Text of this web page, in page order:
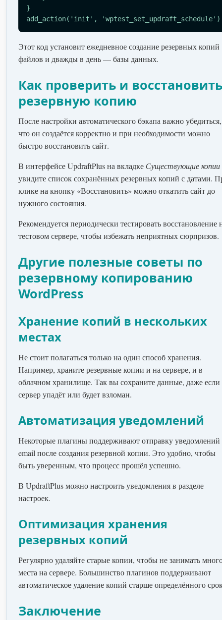
}
add_action('init',
Этот код установит ежедневное создание резервных копий
файлов и дважды в день — базы данных.
Как проверить и восстановить
резервную копию
После настройки автоматического бэкапа важно убедиться,
что он создаётся корректно и при необходимости можно
быстро восстановить сайт.
В интерфейсе UpdraftPlus на вкладке Существующие копии
увидите список сохранённых резервных копий с датами.
клике на кнопку «Восстановить» можно откатить сайт до
нужного состояния.
Рекомендуется периодически тестировать восстановление
тестовом сервере, чтобы избежать неприятных сюрпризов.
Другие полезные советы по
резервному копированию
WordPress
Хранение копий в нескольких
местах
Не стоит полагаться только на один способ хранения.
Например, храните резервные копии и на сервере, и в
облачном хранилище. Так вы сохраните данные, даже если
сервер упадёт или будет взломан.
Автоматизация уведомлений
Некоторые плагины поддерживают отправку уведомлений
email после создания резервной копии. Это удобно, чтобы
быть уверенным, что процесс прошёл успешно.
В UpdraftPlus можно настроить уведомления в разделе
настроек.
Оптимизация хранения
резервных копий
Регулярно удаляйте старые копии, чтобы не занимать
места на сервере. Большинство плагинов поддерживают
автоматическое удаление копий старше определённого
Заключение